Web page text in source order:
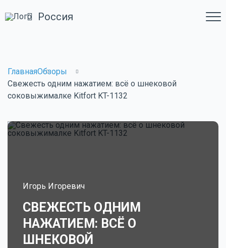
Россия
ГлавнаяОбзоры
Свежесть одним нажатием: всё о шнековой
соковыжималке Kitfort KT-1132
Игорь Игоревич
СВЕЖЕСТЬ ОДНИМ
НАЖАТИЕМ: ВСЁ О
ШНЕКОВОЙ